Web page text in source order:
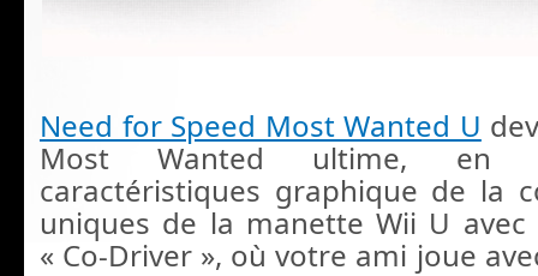
Need for Speed Most Wanted U
Most Wanted ultime, en
caractéristiques graphique de la
uniques de la manette Wii U
« Co-Driver », où votre ami joue